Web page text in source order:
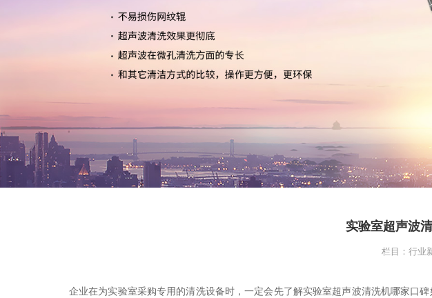
实验室超声波
栏目：行业
企业在为实验室采购专用的清洗设备时，一定会先了解实验室超声波清洗机哪家口